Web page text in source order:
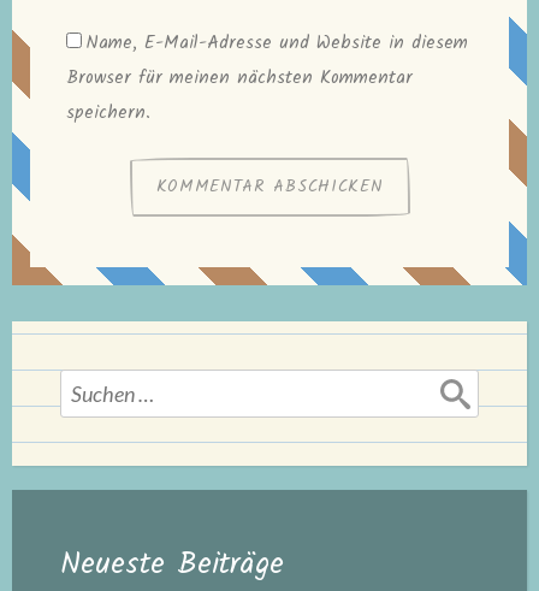
Name, E-Mail-Adresse und Website in diesem
Browser für meinen nächsten Kommentar
speichern.
Suchen
nach:
Neueste Beiträge